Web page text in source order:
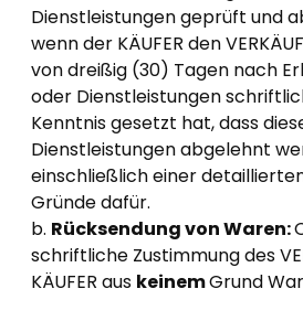
Dienstleistungen geprüft und
wenn der KÄUFER den
von dreißig (30) Tagen nach
oder Dienstleistungen
Kenntnis gesetzt hat, dass
Dienstleistungen abgelehnt
einschließlich einer
Gründe dafür.
b. Rücksendung von Waren:
schriftliche Zustimmung des
KÄUFER aus keinemGrund